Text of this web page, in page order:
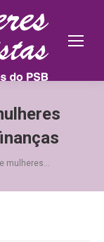
mulheres…